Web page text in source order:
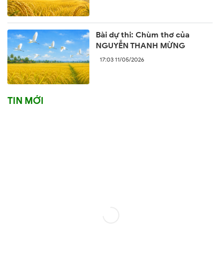
Bài dự thi: Chùm thơ của
NGUYỄN THANH MỪNG
17:03 11/05/2026
TIN MỚI